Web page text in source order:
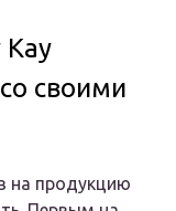
Kay
своими
на продукцию